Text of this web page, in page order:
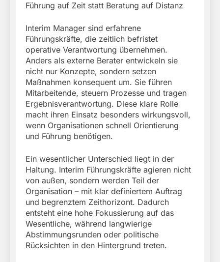
Führung auf Zeit statt Beratung auf Distanz
Interim Manager sind erfahrene
Führungskräfte, die zeitlich befristet
operative Verantwortung übernehmen.
Anders als externe Berater entwickeln sie
nicht nur Konzepte, sondern setzen
Maßnahmen konsequent um. Sie führen
Mitarbeitende, steuern Prozesse und tragen
Ergebnisverantwortung. Diese klare Rolle
macht ihren Einsatz besonders wirkungsvoll,
wenn Organisationen schnell Orientierung
und Führung benötigen.
Ein wesentlicher Unterschied liegt in der
Haltung. Interim Führungskräfte agieren nicht
von außen, sondern werden Teil der
Organisation – mit klar definiertem Auftrag
und begrenztem Zeithorizont. Dadurch
entsteht eine hohe Fokussierung auf das
Wesentliche, während langwierige
Abstimmungsrunden oder politische
Rücksichten in den Hintergrund treten.